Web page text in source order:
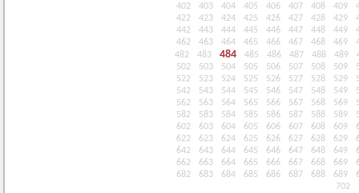
402
403 404 405 406 407 408 409
422
423 424 425 426 427 428 429
442
443 444 445 446 447 448 449
462
463 464 465 466 467 468 469
482
483 484 485 486 487 488 489
502
503 504 505 506 507 508 509
522
523 524 525 526 527 528 529
542
543 544 545 546 547 548 549
562
563 564 565 566 567 568 569
582
583 584 585 586 587 588 589
602
603 604 605 606 607 608 609
622
623 624 625 626 627 628 629
642
643 644 645 646 647 648 649
662
663 664 665 666 667 668 669
682
683 684 685 686 687 688 689
702